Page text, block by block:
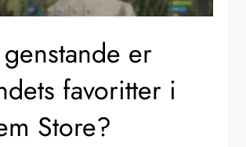
er
favoritter i
Store?